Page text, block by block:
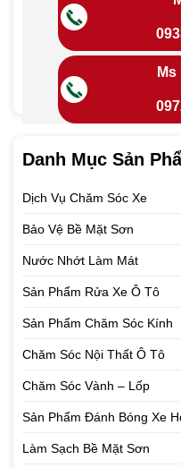
Danh Mục Sản
Dịch Vụ Chăm Sóc Xe
Bảo Vệ Bề Mặt Sơn
Nước Nhớt Làm Mát
Sản Phẩm Rửa Xe Ô Tô
Sản Phẩm Chăm Sóc Kính
Chăm Sóc Nội Thất Ô Tô
Chăm Sóc Vành – Lốp
Sản Phẩm Đánh Bóng Xe
Làm Sạch Bề Mặt Sơn